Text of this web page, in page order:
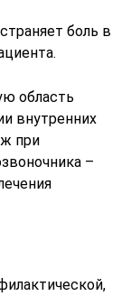
боль в
область
внутренних
при
–